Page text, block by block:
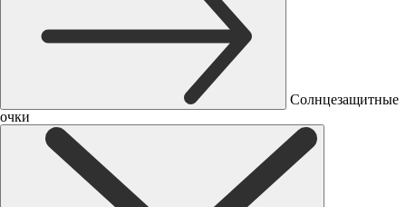
Солнцезащитные
очки